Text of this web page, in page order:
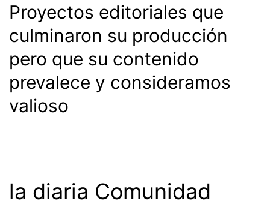
Proyectos editoriales que
culminaron su producción
pero que su contenido
prevalece y consideramos
valioso
la diaria Comunidad